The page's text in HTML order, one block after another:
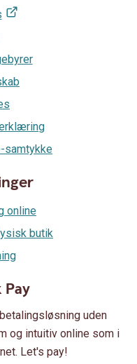
Pay
uden
og intuitiv online som i
Let's pay!
samtykke
online
butik